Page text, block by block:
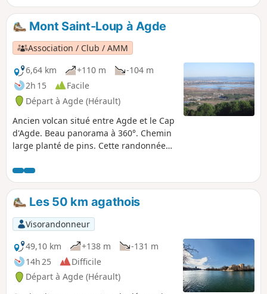
Mont Saint-Loup à Agde
Association / Club / AMM
6,64 km
+110 m
-104 m
2h 15
Facile
Départ à Agde (Hérault)
Ancien volcan situé entre Agde et le Cap
d'Agde. Beau panorama à 360°. Chemin
large planté de pins. Cette randonnée
fonction du niveau de risque des
incendies. Pensez à consulter la carte.
Les 50 km agathois
Visorandonneur
49,10 km
+138 m
-131 m
14h 25
Difficile
Départ à Agde (Hérault)